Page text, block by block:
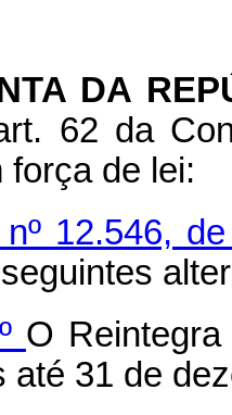
DA
62 da
força de lei:
nº 12.546,
O
até 31 de